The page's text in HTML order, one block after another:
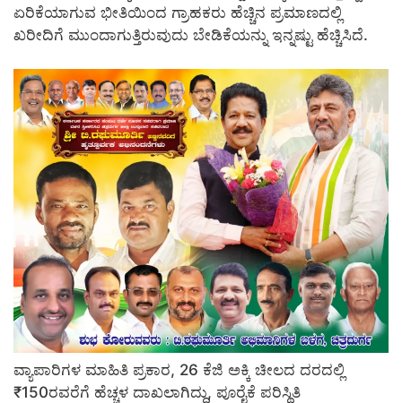
ಏರಿಕೆಯಾಗುವ ಭೀತಿಯಿಂದ ಗ್ರಾಹಕರು ಹೆಚ್ಚಿನ ಪ್ರಮಾಣದಲ್ಲಿ
ಖರೀದಿಗೆ ಮುಂದಾಗುತ್ತಿರುವುದು ಬೇಡಿಕೆಯನ್ನು ಇನ್ನಷ್ಟು ಹೆಚ್ಚಿಸಿದೆ.
ವ್ಯಾಪಾರಿಗಳ ಮಾಹಿತಿ ಪ್ರಕಾರ, 26 ಕೆಜಿ ಅಕ್ಕಿ ಚೀಲದ ದರದಲ್ಲಿ
₹150ರವರೆಗೆ ಹೆಚ್ಚಳ ದಾಖಲಾಗಿದ್ದು, ಪೂರೈಕೆ ಪರಿಸ್ಥಿತಿ